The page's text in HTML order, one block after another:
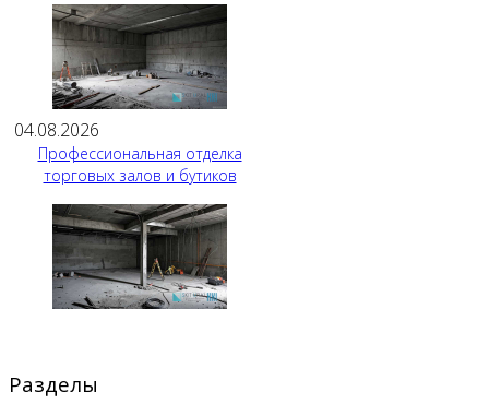
04.08.2026
Профессиональная отделка
торговых залов и бутиков
Разделы